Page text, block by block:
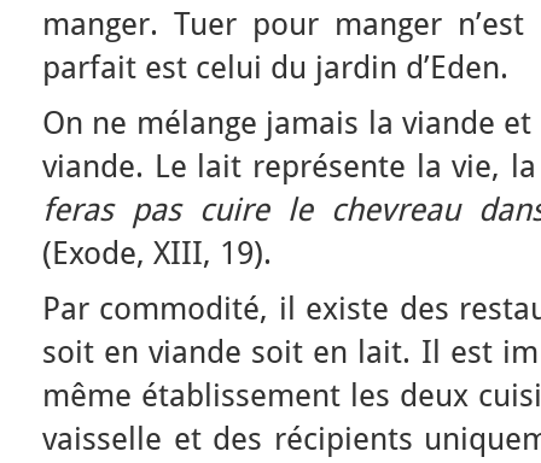
manger. Tuer pour manger
parfait est celui du jardin d’Eden.
On ne mélange jamais la viande
viande. Le lait représente la vie,
feras pas cuire le chevreau
(Exode, XIII, 19).
Par commodité, il existe des
soit en viande soit en lait. Il est
même établissement les deux
vaisselle et des récipients